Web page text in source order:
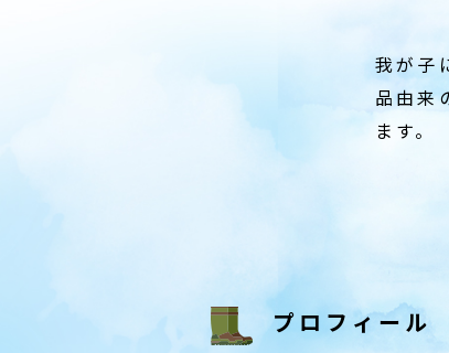
我が子
品由来
ます。
プロフィール